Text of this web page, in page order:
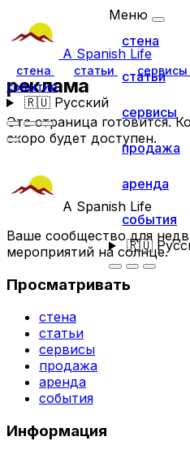
A Spanish Life
стена статьи сервисы
события
🇷🇺Русский
Меню
стена
статьи
сервисы
продажа
аренда
события
🇷🇺
реклама
Эта страница готовится.
скоро будет доступен.
A Spanish Life
Ваше сообщество для
мероприятий на солнце.
Просматривать
стена
статьи
сервисы
продажа
аренда
события
Информация